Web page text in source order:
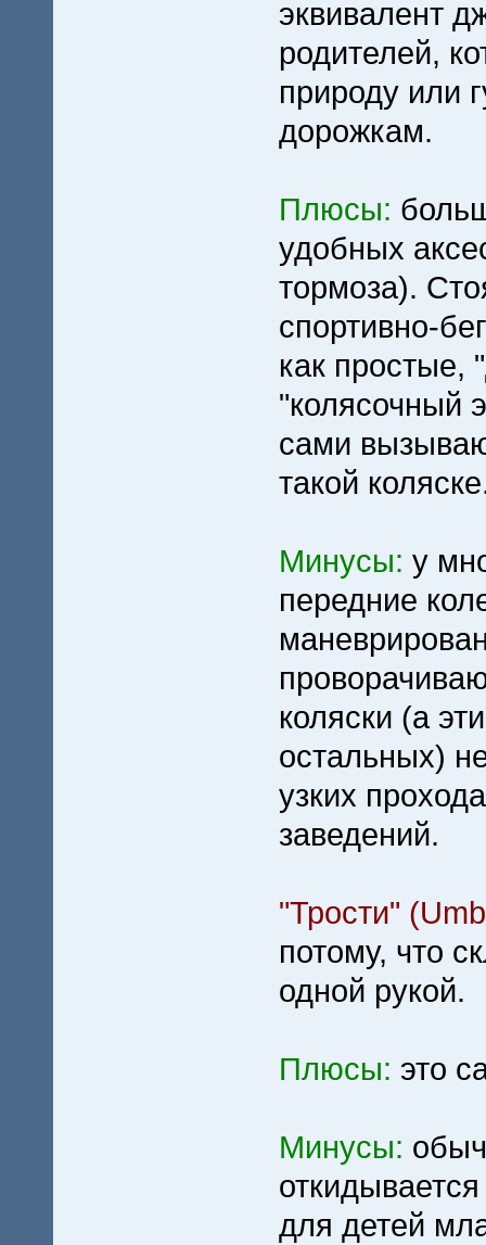
эквивалент
родителей,
природу или
дорожкам.
Плюсы:
удобных
тормоза).
спортивно-
как простые,
"колясочный
сами
такой
Минусы: у
передние
коляски (а
остальных)
узких
заведений.
"Трости"
потому, что
одной рукой.
Плюсы: это
Минусы:
для детей